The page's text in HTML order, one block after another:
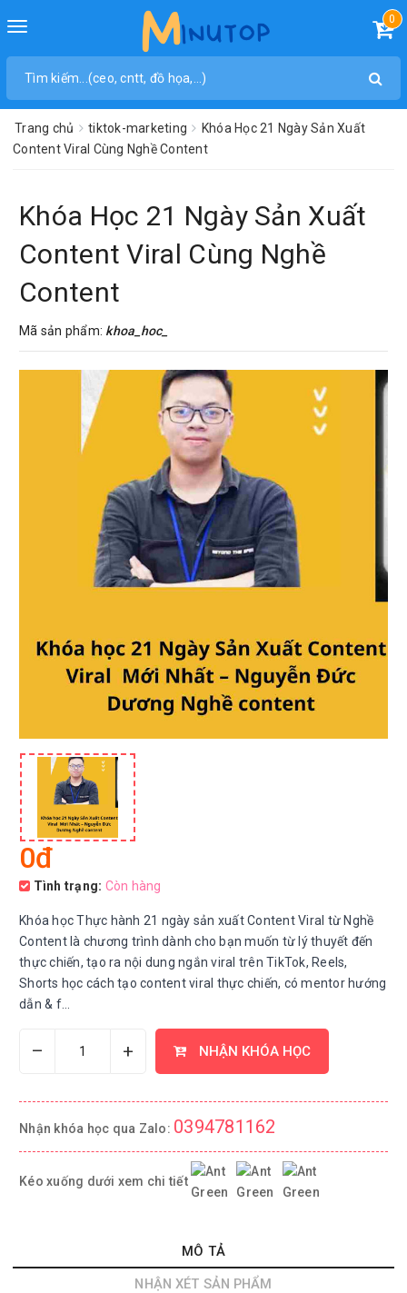
Toggle
0
Trang chủ tiktok-marketing
Khóa Học 21 Ngày Sản Xuất
Content Viral Cùng Nghề Content
Khóa Học 21 Ngày Sản Xuất
Content Viral Cùng Nghề
Content
Mã sản phẩm: khoa_hoc_
0đ
Tình trạng: Còn hàng
Khóa học Thực hành 21 ngày sản xuất Content Viral từ Nghề
Content là chương trình dành cho bạn muốn từ lý thuyết đến
thực chiến, tạo ra nội dung ngắn viral trên TikTok, Reels,
Shorts học cách tạo content viral thực chiến, có mentor hướng
dẫn & f...
– + NHẬN KHÓA HỌC
Nhận khóa học qua Zalo: 0394781162
Kéo xuống dưới xem chi tiết
MÔ TẢ
NHẬN XÉT SẢN PHẨM